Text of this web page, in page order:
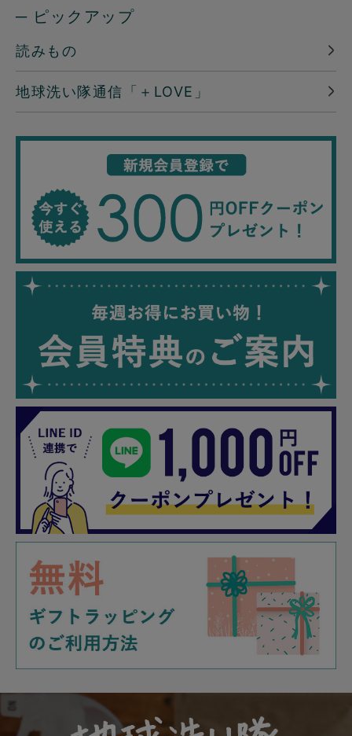
─ ピックアップ
読みもの
地球洗い隊通信「＋LOVE」